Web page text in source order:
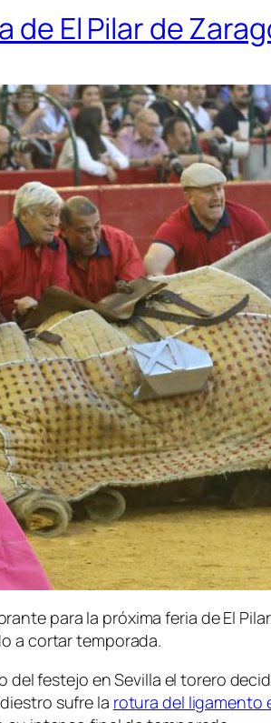
El Pilar de
para la próxima feria de El
a cortar temporada.
festejo en Sevilla el torero
sufre la rotura del ligamento